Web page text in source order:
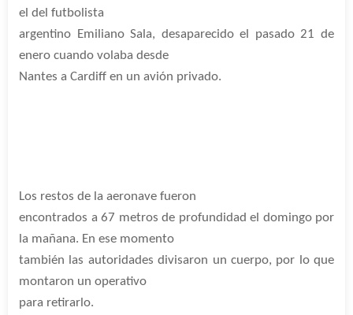
el del futbolista
argentino Emiliano Sala, desaparecido el pasado 21 de
enero cuando volaba desde
Nantes a Cardiff en un avión privado.
Los restos de la aeronave fueron
encontrados a 67 metros de profundidad el domingo por
la mañana. En ese momento
también las autoridades divisaron un cuerpo, por lo que
montaron un operativo
para retirarlo.